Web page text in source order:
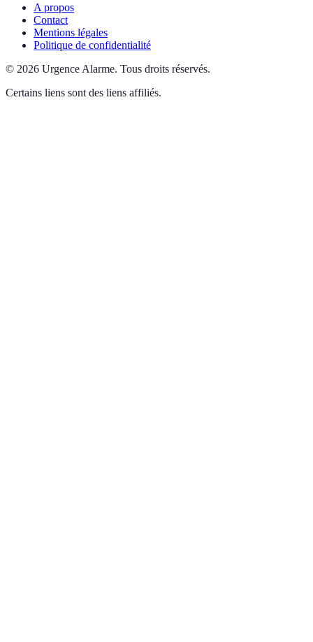
A propos
Contact
Mentions légales
Politique de confidentialité
© 2026 Urgence Alarme. Tous droits réservés.
Certains liens sont des liens affiliés.